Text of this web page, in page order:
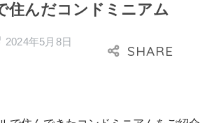
住んだコンドミニアム
2024年5月8日